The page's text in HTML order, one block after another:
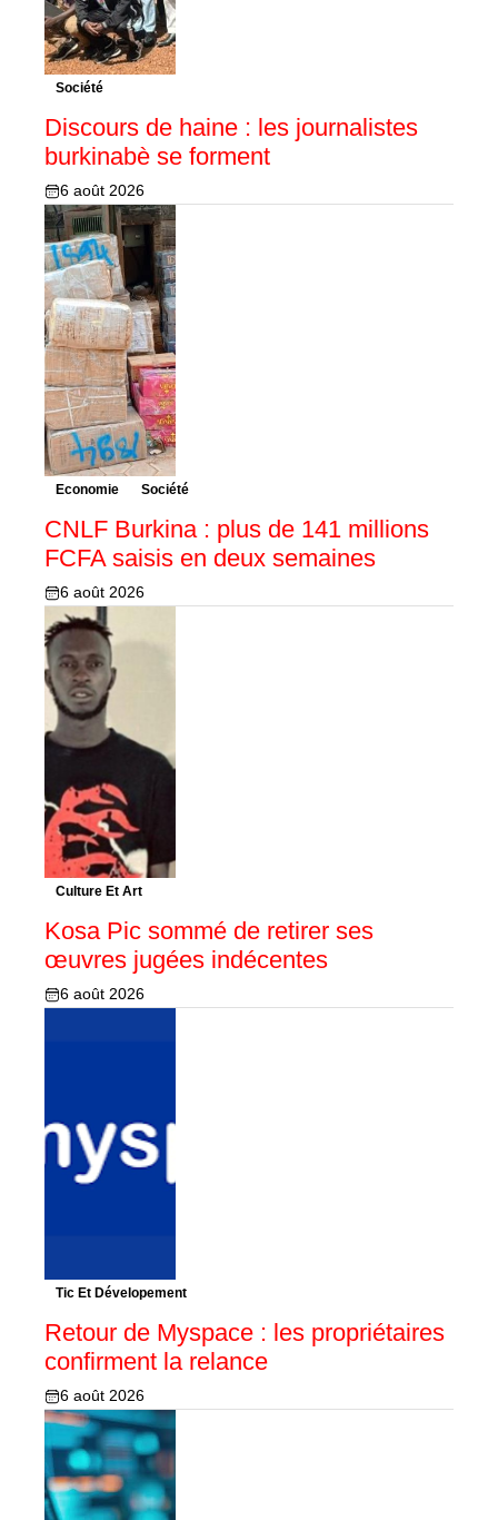
Société
Discours de haine : les journalistes
burkinabè se forment
6 août 2026
Economie Société
CNLF Burkina : plus de 141 millions
FCFA saisis en deux semaines
6 août 2026
Culture Et Art
Kosa Pic sommé de retirer ses
œuvres jugées indécentes
6 août 2026
Tic Et Dévelopement
Retour de Myspace : les propriétaires
confirment la relance
6 août 2026